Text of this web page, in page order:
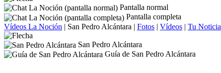
Pantalla normal
Pantalla completa
Vídeos La Noción | San Pedro Alcántara | Fotos | Vídeos | Tu Noticia
San Pedro Alcántara
Guía de San Pedro Alcántara